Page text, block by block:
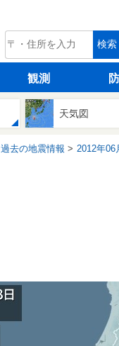
tenki.jp 検索
観測
天気図
過去の地震情報 2012年06